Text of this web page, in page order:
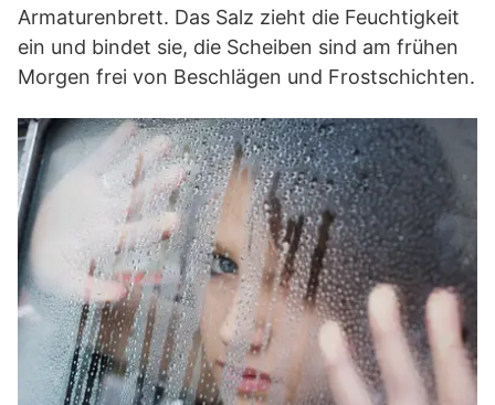
Armaturenbrett. Das Salz zieht die Feuchtigkeit
ein und bindet sie, die Scheiben sind am frühen
Morgen frei von Beschlägen und Frostschichten.